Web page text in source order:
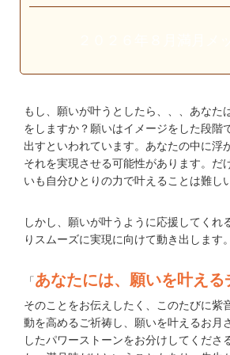
もし、願いが叶うとしたら、、、あなた
をしますか？願いはイメージをした段階
出すといわれています。あなたの中に浮
それを実現させる可能性があります。だ
いも自分ひとりの力で叶えることは難しい
しかし、願いが叶うように応援してくれ
りスムーズに実現に向けて動き出します。
「あなたには、願いを叶える
そのことをお伝えしたく、このたびに紫
動を高めるご祈祷し、願いを叶えるお月
したパワーストーンをお分けしてくださ